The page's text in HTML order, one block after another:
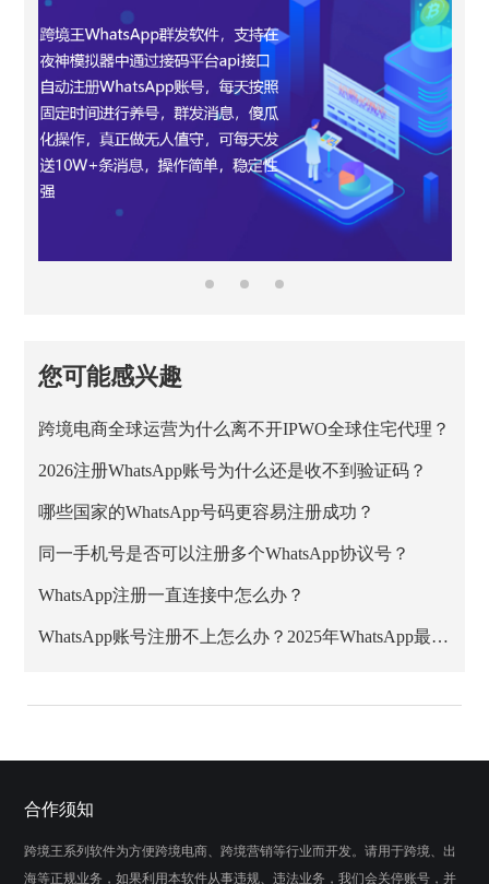
您可能感兴趣
跨境电商全球运营为什么离不开IPWO全球住宅代理？
2026注册WhatsApp账号为什么还是收不到验证码？
哪些国家的WhatsApp号码更容易注册成功？
同一手机号是否可以注册多个WhatsApp协议号？
WhatsApp注册一直连接中怎么办？
WhatsApp账号注册不上怎么办？2025年WhatsApp最新注册教程
合作须知
跨境王系列软件为方便跨境电商、跨境营销等行业而开发。请用于跨境、出
海等正规业务，如果利用本软件从事违规、违法业务，我们会关停账号，并